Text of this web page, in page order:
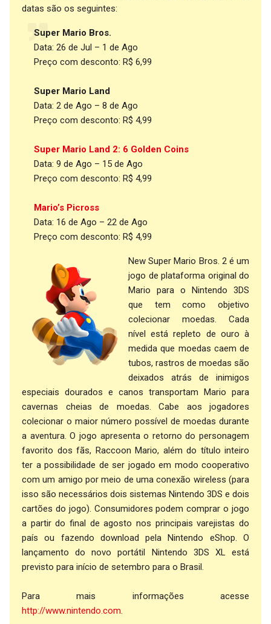
datas são os seguintes:
Super Mario Bros.
Data: 26 de Jul – 1 de Ago
Preço com desconto: R$ 6,99
Super Mario Land
Data: 2 de Ago – 8 de Ago
Preço com desconto: R$ 4,99
Super Mario Land 2: 6 Golden Coins
Data: 9 de Ago – 15 de Ago
Preço com desconto: R$ 4,99
Mario’s Picross
Data: 16 de Ago – 22 de Ago
Preço com desconto: R$ 4,99
New Super Mario Bros. 2 é um
jogo de plataforma original do
Mario para o Nintendo 3DS
que tem como objetivo
colecionar moedas. Cada
nível está repleto de ouro à
medida que moedas caem de
tubos, rastros de moedas são
deixados atrás de inimigos
especiais dourados e canos transportam Mario para
cavernas cheias de moedas. Cabe aos jogadores
colecionar o maior número possível de moedas durante
a aventura. O jogo apresenta o retorno do personagem
favorito dos fãs, Raccoon Mario, além do título inteiro
ter a possibilidade de ser jogado em modo cooperativo
com um amigo por meio de uma conexão wireless (para
isso são necessários dois sistemas Nintendo 3DS e dois
cartões do jogo). Consumidores podem comprar o jogo
a partir do final de agosto nos principais varejistas do
país ou fazendo download pela Nintendo eShop. O
lançamento do novo portátil Nintendo 3DS XL está
previsto para início de setembro para o Brasil.
Para mais informações acesse
http://www.nintendo.com.